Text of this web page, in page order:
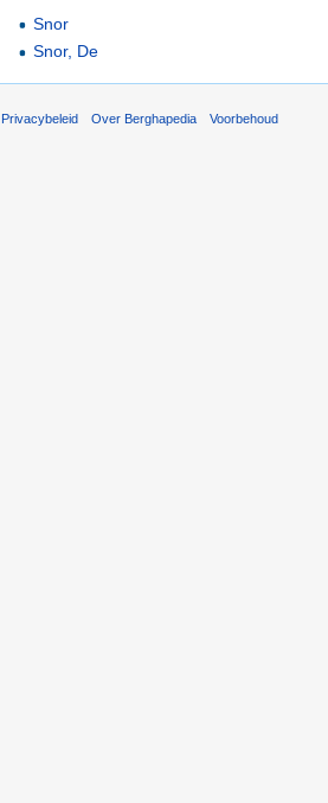
Snor
Snor, De
Privacybeleid Over Berghapedia Voorbehoud